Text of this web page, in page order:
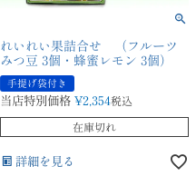
れいれい果詰合せ （フルーツ
みつ豆 3個・蜂蜜レモン 3個）
手提げ袋付き
当店特別価格 ¥2,354税込
在庫切れ
詳細を見る